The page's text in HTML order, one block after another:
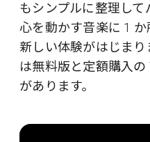
もシンプルに整理して
心を動かす音楽に 1
新しい体験がはじまり
は無料版と定額購入
があります。